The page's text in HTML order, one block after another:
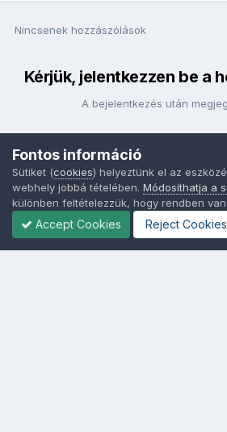
Nincsenek hozzászólások
Kérjük, jelentkezzen be a
A bejelentkezés után
Fontos információ
Sütiket (cookies) helyeztünk el az
webhely jobbá tételében. Módosíthatja a
különben feltételezzük, hogy rendben
Accept Cookies Reject Cookies